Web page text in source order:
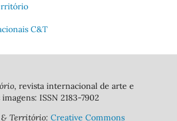
C&T
, revista internacional de arte e
ISSN 2183-7902
Território: Creative Commons